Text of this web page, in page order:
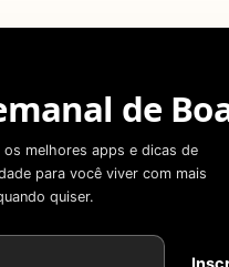
de
os melhores apps e dicas de
para você viver com mais
quiser.